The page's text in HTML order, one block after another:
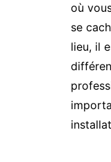
où
se
lieu, il